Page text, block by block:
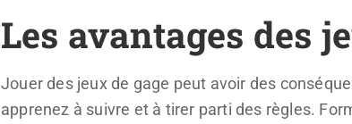
Les avantages des
Jouer des jeux de gage peut avoir des
apprenez à suivre et à tirer parti des règles.